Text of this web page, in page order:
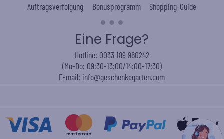
Auftragsverfolgung
Bonusprogramm Shopping-Guide
Eine Frage?
Hotline: 0033 189 960242
(Mo-Do: 09:30-13:00/14:00-17:30)
E-mail: info@geschenkegarten.com